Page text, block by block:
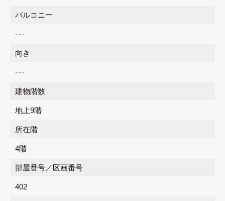
バルコニー
---
向き
---
建物階数
地上9階
所在階
4階
部屋番号／区画番号
402